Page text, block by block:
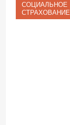
СОЦИАЛЬНОЕ
СТРАХОВАНИЕ